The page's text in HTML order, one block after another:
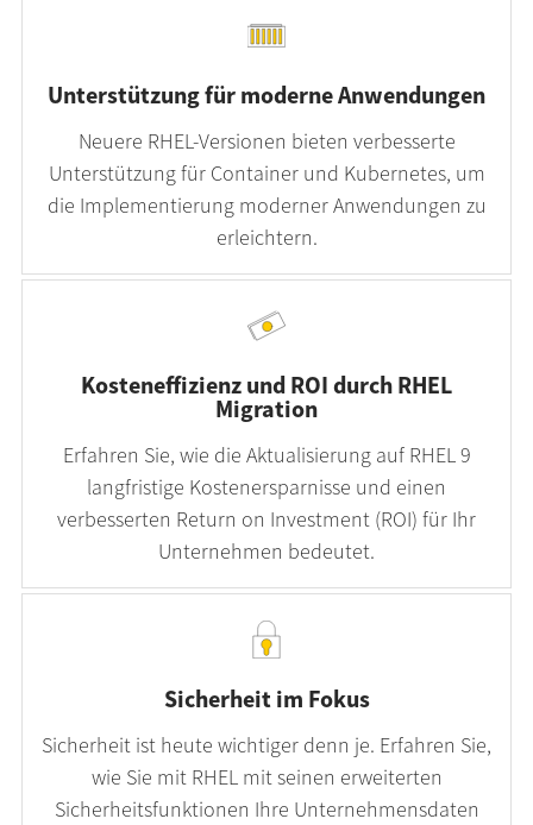
Unterstützung für moderne Anwendungen
Neuere RHEL-Versionen bieten verbesserte
Unterstützung für Container und Kubernetes, um
die Implementierung moderner Anwendungen zu
erleichtern.
Kosteneffizienz und ROI durch RHEL
Migration
Erfahren Sie, wie die Aktualisierung auf RHEL 9
langfristige Kostenersparnisse und einen
verbesserten Return on Investment (ROI) für Ihr
Unternehmen bedeutet.
Sicherheit im Fokus
Sicherheit ist heute wichtiger denn je. Erfahren Sie,
wie Sie mit RHEL mit seinen erweiterten
Sicherheitsfunktionen Ihre Unternehmensdaten